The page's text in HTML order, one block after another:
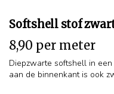
Softshell stof
8,90 per meter
Diepzwarte softshell in
aan de binnenkant is ook